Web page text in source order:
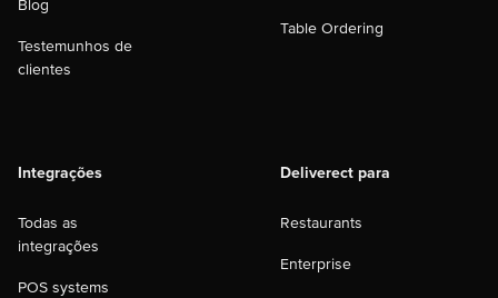
Blog
Testemunhos de
clientes
Table Ordering
Integrações
Todas as
integrações
POS systems
Deliverect para
Restaurants
Enterprise